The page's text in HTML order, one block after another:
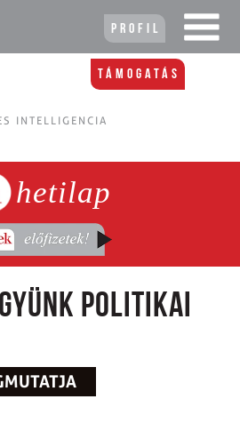
Profil
Támogatás
INTELLIGENCIA
hetilap
politikai